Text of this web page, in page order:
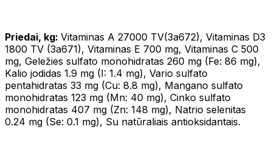
Priedai, kg: Vitaminas A 27000 TV(3a672), Vitaminas D3
1800 TV (3a671), Vitaminas E 700 mg, Vitaminas C 500
mg, Geležies sulfato monohidratas 260 mg (Fe: 86 mg),
Kalio jodidas 1.9 mg (I: 1.4 mg), Vario sulfato
pentahidratas 33 mg (Cu: 8.8 mg), Mangano sulfato
monohidratas 123 mg (Mn: 40 mg), Cinko sulfato
monohidratas 407 mg (Zn: 148 mg), Natrio selenitas
0.24 mg (Se: 0.1 mg), Su natūraliais antioksidantais.